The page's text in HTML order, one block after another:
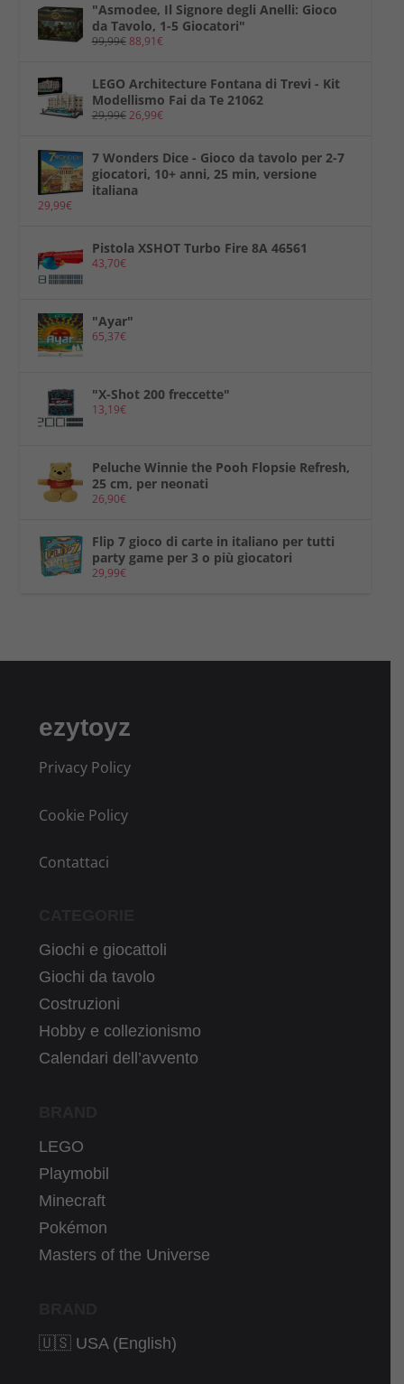
"Asmodee, Il Signore degli Anelli: Gioco
da Tavolo, 1-5 Giocatori"
99,99€88,91€
LEGO Architecture Fontana di Trevi - Kit
Modellismo Fai da Te 21062
29,99€26,99€
7 Wonders Dice - Gioco da tavolo per 2-7
giocatori, 10+ anni, 25 min, versione
italiana
29,99€
Pistola XSHOT Turbo Fire 8A 46561
43,70€
"Ayar"
65,37€
"X-Shot 200 freccette"
13,19€
Peluche Winnie the Pooh Flopsie Refresh,
25 cm, per neonati
26,90€
Flip 7 gioco di carte in italiano per tutti
party game per 3 o più giocatori
29,99€
ezytoyz
Privacy Policy
Cookie Policy
Contattaci
Giochi e giocattoli
Giochi da tavolo
Costruzioni
Hobby e collezionismo
Calendari dell’avvento
LEGO
Playmobil
Minecraft
Pokémon
Masters of the Universe
🇺🇸 USA (English)